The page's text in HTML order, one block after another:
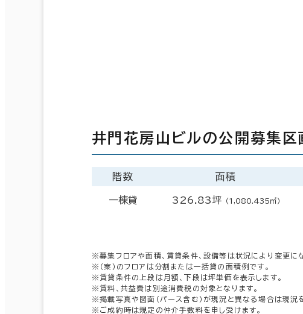
井門花房山ビルの公開募集区
階数 面積
一棟貸 326.83坪 （1,080.435㎡）
※募集フロアや面積、賃貸条件、設備等は状況により変更に
※（案）のフロアは分割または一括貸の面積例です。
※賃貸条件の上段は月額、下段は坪単価を表示します。
※賃料、共益費は別途消費税の対象となります。
※掲載写真や図面（パース含む）が現況と異なる場合は現況
※ご成約時は規定の仲介手数料を申し受けます。